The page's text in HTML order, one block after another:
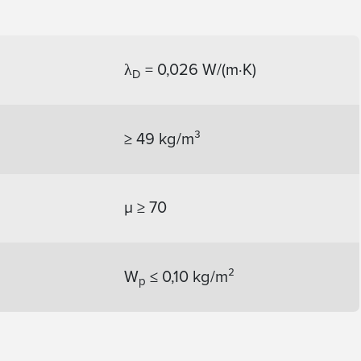
λD = 0,026 W/(m·K)
≥ 49 kg/m³
μ ≥ 70
Wp ≤ 0,10 kg/m²